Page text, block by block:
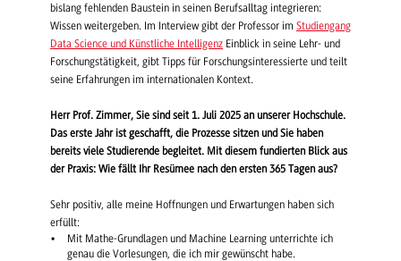
bislang fehlenden Baustein in seinen Berufsalltag integrieren:
Wissen weitergeben. Im Interview gibt der Professor im Studiengang
Data Science und Künstliche Intelligenz Einblick in seine Lehr- und
Forschungstätigkeit, gibt Tipps für Forschungsinteressierte und teilt
seine Erfahrungen im internationalen Kontext.
Herr Prof. Zimmer, Sie sind seit 1. Juli 2025 an unserer Hochschule.
Das erste Jahr ist geschafft, die Prozesse sitzen und Sie haben
bereits viele Studierende begleitet. Mit diesem fundierten Blick aus
der Praxis: Wie fällt Ihr Resümee nach den ersten 365 Tagen aus?
Sehr positiv, alle meine Hoffnungen und Erwartungen haben sich
erfüllt:
Mit Mathe-Grundlagen und Machine Learning unterrichte ich
genau die Vorlesungen, die ich mir gewünscht habe.